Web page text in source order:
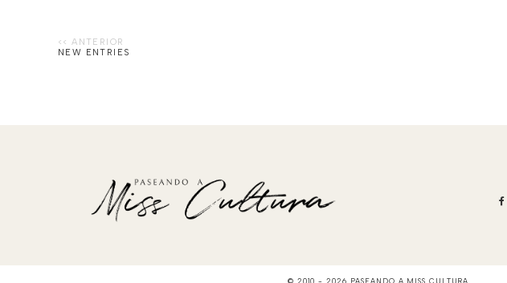
NEW ENTRIES
© 2010 -2026 PASEANDO A MISS CULTURA